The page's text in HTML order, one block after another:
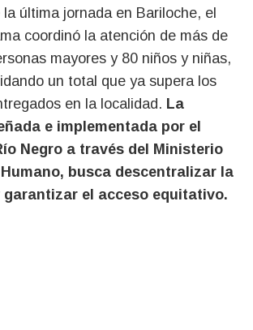
coordinó la atención de más de
mayores y 80 niños y niñas,
un total que ya supera los
en la localidad. La
e implementada por el
Negro a través del Ministerio
busca descentralizar la
el acceso equitativo.